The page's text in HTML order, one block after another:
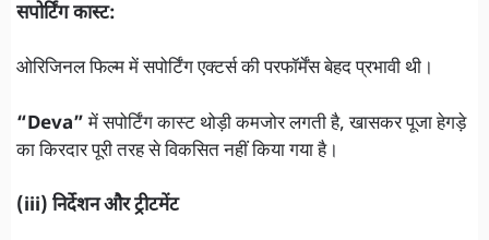
सपोर्टिंग कास्ट:
ओरिजिनल फिल्म में सपोर्टिंग एक्टर्स की परफॉर्मेंस बेहद प्रभावी थी।
“Deva”में सपोर्टिंग कास्ट थोड़ी कमजोर लगती है, खासकर पूजा हेगड़े
का किरदार पूरी तरह से विकसित नहीं किया गया है।
(iii) निर्देशन और ट्रीटमेंट